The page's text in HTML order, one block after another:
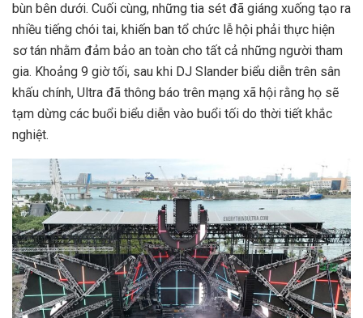
bùn bên dưới. Cuối cùng, những tia sét đã giáng xuống tạo ra
nhiều tiếng chói tai, khiến ban tổ chức lễ hội phải thực hiện
sơ tán nhằm đảm bảo an toàn cho tất cả những người tham
gia. Khoảng 9 giờ tối, sau khi DJ Slander biểu diễn trên sân
khấu chính, Ultra đã thông báo trên mạng xã hội rằng họ sẽ
tạm dừng các buổi biểu diễn vào buổi tối do thời tiết khắc
nghiệt.